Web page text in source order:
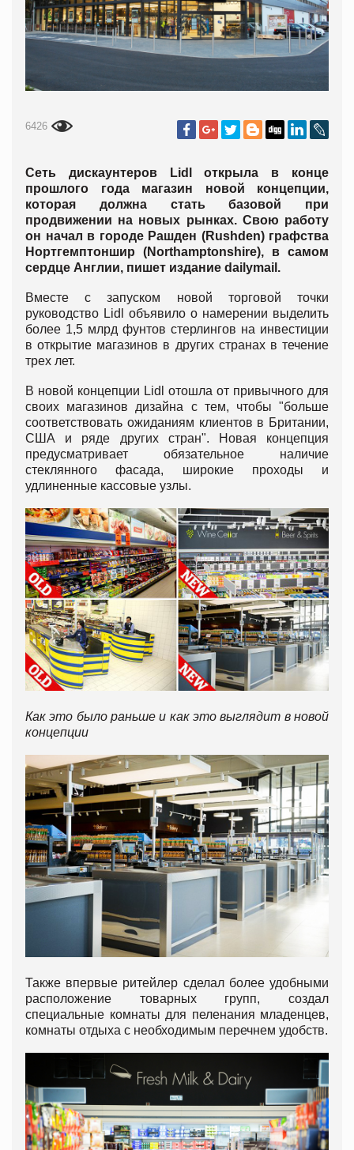
6426
Сеть дискаунтеров Lidl открыла в конце
прошлого года магазин новой концепции,
которая должна стать базовой при
продвижении на новых рынках. Свою работу
он начал в городе Рашден (Rushden) графства
Нортгемптоншир (Northamptonshire), в самом
сердце Англии, пишет издание dailymail.
Вместе с запуском новой торговой точки
руководство Lidl объявило о намерении выделить
более 1,5 млрд фунтов стерлингов на инвестиции
в открытие магазинов в других странах в течение
трех лет.
В новой концепции Lidl отошла от привычного для
своих магазинов дизайна с тем, чтобы "больше
соответствовать ожиданиям клиентов в Британии,
США и ряде других стран". Новая концепция
предусматривает обязательное наличие
стеклянного фасада, широкие проходы и
удлиненные кассовые узлы.
Как это было раньше и как это выглядит в новой
концепции
Также впервые ритейлер сделал более удобными
расположение товарных групп, создал
специальные комнаты для пеленания младенцев,
комнаты отдыха с необходимым перечнем удобств.